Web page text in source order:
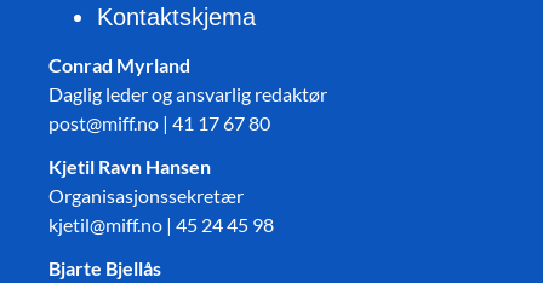
Kontaktskjema
Conrad Myrland
Daglig leder og ansvarlig redaktør
post@miff.no | 41 17 67 80
Kjetil Ravn Hansen
Organisasjonssekretær
kjetil@miff.no | 45 24 45 98
Bjarte Bjellås